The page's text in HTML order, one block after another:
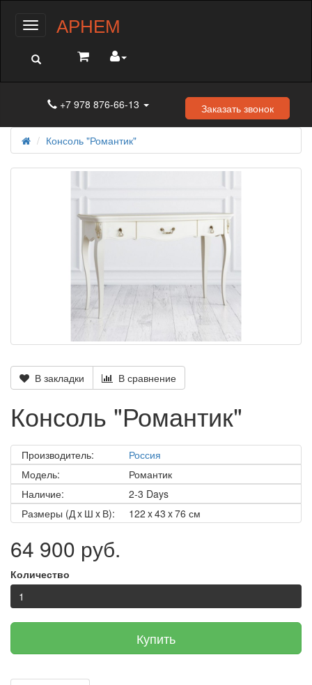
МенюАРНЕМ
+7 978 876-66-13 Заказать звонок
Консоль "Романтик"
В закладки В сравнение
Консоль "Романтик"
Производитель:
Россия
Модель:
Романтик
Наличие:
2-3 Days
Размеры (Д x Ш x В):
122 x 43 x 76 см
64 900 руб.
Количество
Купить